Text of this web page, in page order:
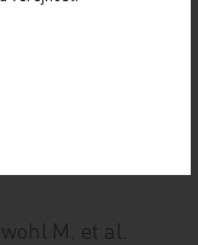
M. et al.